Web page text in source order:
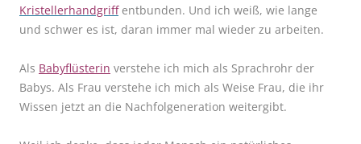
Kristellerhandgriff entbunden. Und ich weiß, wie lange
und schwer es ist, daran immer mal wieder zu arbeiten.
Als Babyflüsterin verstehe ich mich als Sprachrohr der
Babys. Als Frau verstehe ich mich als Weise Frau, die ihr
Wissen jetzt an die Nachfolgeneration weitergibt.